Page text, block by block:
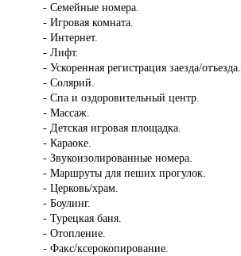
- Семейные номера.
- Игровая комната.
- Интернет.
- Лифт.
- Ускоренная регистрация заезда/отъезда.
- Солярий.
- Спа и оздоровительный центр.
- Массаж.
- Детская игровая площадка.
- Караоке.
- Звукоизолированные номера.
- Маршруты для пеших прогулок.
- Церковь/храм.
- Боулинг.
- Турецкая баня.
- Отопление.
- Факс/ксерокопирование.